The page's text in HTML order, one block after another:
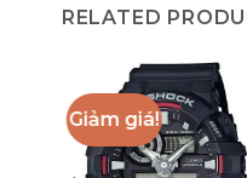
RELATED
Giảm giá!